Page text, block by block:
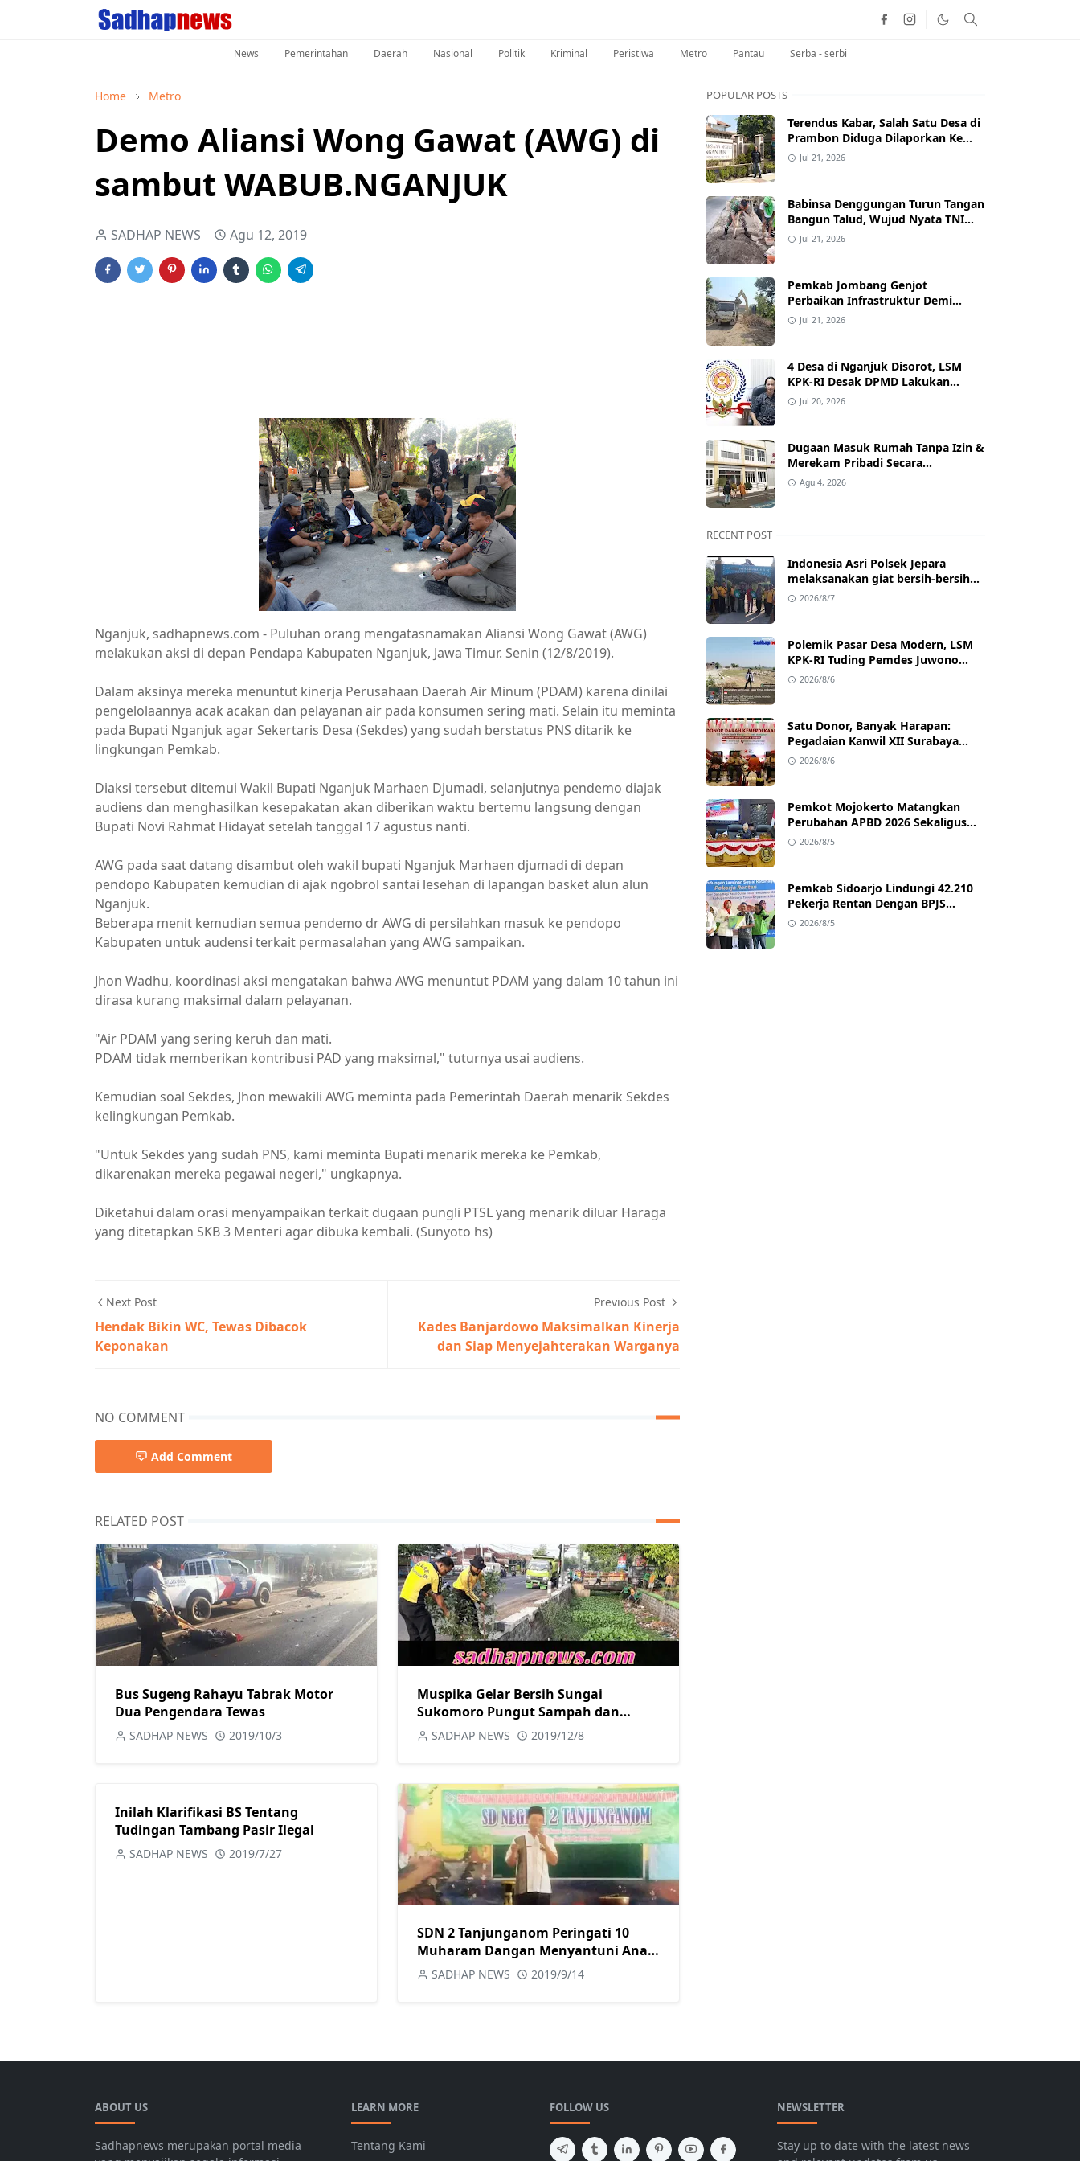
News Pemerintahan Daerah Nasional Politik Kriminal Peristiwa Metro Pantau Serba - serbi
Home Metro
Demo Aliansi Wong Gawat (AWG) di
sambut WABUB.NGANJUK
SADHAP NEWS Agu 12, 2019
Nganjuk, sadhapnews.com - Puluhan orang mengatasnamakan Aliansi Wong Gawat (AWG)
melakukan aksi di depan Pendapa Kabupaten Nganjuk, Jawa Timur. Senin (12/8/2019).
Dalam aksinya mereka menuntut kinerja Perusahaan Daerah Air Minum (PDAM) karena dinilai
pengelolaannya acak acakan dan pelayanan air pada konsumen sering mati. Selain itu meminta
pada Bupati Nganjuk agar Sekertaris Desa (Sekdes) yang sudah berstatus PNS ditarik ke
lingkungan Pemkab.
Diaksi tersebut ditemui Wakil Bupati Nganjuk Marhaen Djumadi, selanjutnya pendemo diajak
audiens dan menghasilkan kesepakatan akan diberikan waktu bertemu langsung dengan
Bupati Novi Rahmat Hidayat setelah tanggal 17 agustus nanti.
AWG pada saat datang disambut oleh wakil bupati Nganjuk Marhaen djumadi di depan
pendopo Kabupaten kemudian di ajak ngobrol santai lesehan di lapangan basket alun alun
Nganjuk.
Beberapa menit kemudian semua pendemo dr AWG di persilahkan masuk ke pendopo
Kabupaten untuk audensi terkait permasalahan yang AWG sampaikan.
Jhon Wadhu, koordinasi aksi mengatakan bahwa AWG menuntut PDAM yang dalam 10 tahun ini
dirasa kurang maksimal dalam pelayanan.
"Air PDAM yang sering keruh dan mati.
PDAM tidak memberikan kontribusi PAD yang maksimal," tuturnya usai audiens.
Kemudian soal Sekdes, Jhon mewakili AWG meminta pada Pemerintah Daerah menarik Sekdes
kelingkungan Pemkab.
"Untuk Sekdes yang sudah PNS, kami meminta Bupati menarik mereka ke Pemkab,
dikarenakan mereka pegawai negeri," ungkapnya.
Diketahui dalam orasi menyampaikan terkait dugaan pungli PTSL yang menarik diluar Haraga
yang ditetapkan SKB 3 Menteri agar dibuka kembali. (Sunyoto hs)
Next Post
Hendak Bikin WC, Tewas Dibacok
Keponakan
Previous Post
Kades Banjardowo Maksimalkan Kinerja
dan Siap Menyejahterakan Warganya
NO COMMENT
Add Comment
RELATED POST
Bus Sugeng Rahayu Tabrak Motor
Dua Pengendara Tewas
SADHAP NEWS 2019/10/3
Muspika Gelar Bersih Sungai
Sukomoro Pungut Sampah dan
Enceng Gondok
SADHAP NEWS 2019/12/8
Inilah Klarifikasi BS Tentang
Tudingan Tambang Pasir Ilegal
SADHAP NEWS 2019/7/27
SDN 2 Tanjunganom Peringati 10
Muharam Dangan Menyantuni Anak
Yatim
SADHAP NEWS 2019/9/14
POPULAR POSTS
Terendus Kabar, Salah Satu Desa di
Prambon Diduga Dilaporkan Ke
Kejaksaan Negeri Nganjuk.
Jul 21, 2026
Babinsa Denggungan Turun Tangan
Bangun Talud, Wujud Nyata TNI
Bersama Rakyat Perkuat Akses
Jul 21, 2026
Pemkab Jombang Genjot
Perbaikan Infrastruktur Demi
Sukseskan Muktamar NU ke-35 di
Jul 21, 2026
4 Desa di Nganjuk Disorot, LSM
KPK-RI Desak DPMD Lakukan
Pembinaan dan Pengawasan Tata
Jul 20, 2026
Dugaan Masuk Rumah Tanpa Izin &
Merekam Pribadi Secara
Diam‑diam, Mantan Kades di
Nganjuk Resmi Dipolisikan.
Agu 4, 2026
RECENT POST
Indonesia Asri Polsek Jepara
melaksanakan giat bersih-bersih
pada destinasi wisata religi P.
2026/8/7
Polemik Pasar Desa Modern, LSM
KPK‑RI Tuding Pemdes Juwono
Nganjuk Terkesan Lepas Tanggung
2026/8/6
Satu Donor, Banyak Harapan:
Pegadaian Kanwil XII Surabaya
Gelar Aksi Setetes Darah untuk
2026/8/6
Pemkot Mojokerto Matangkan
Perubahan APBD 2026 Sekaligus
Siapkan Arah Pembangunan 2027
2026/8/5
Pemkab Sidoarjo Lindungi 42.210
Pekerja Rentan Dengan BPJS
Ketenagakerjaan
2026/8/5
ABOUT US
Sadhapnews merupakan portal media
LEARN MORE
Tentang Kami
FOLLOW US NEWSLETTER
Stay up to date with the latest news